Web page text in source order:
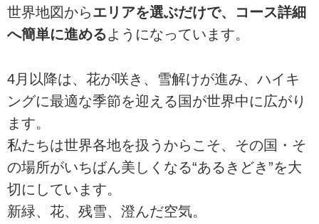
世界地図からエリアを選ぶだけで、コース詳細
へ簡単に進める ようになっています。
4月以降は、花が咲き、雪解けが進み、ハイキ
ングに最適な季節を迎える国が世界中に広がり
ます。
私たちは世界各地を扱うからこそ、その国・そ
の場所がいちばん美しくなる“あるきどき”を大
切にしています。
新緑、花、残雪、澄んだ空気。